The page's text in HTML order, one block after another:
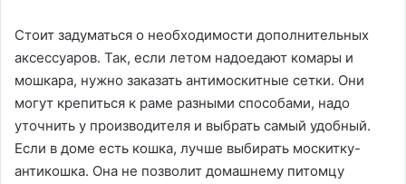
Стоит задуматься о необходимости дополнительных
аксессуаров. Так, если летом надоедают комары и
мошкара, нужно заказать антимоскитные сетки. Они
могут крепиться к раме разными способами, надо
уточнить у производителя и выбрать самый удобный.
Если в доме есть кошка, лучше выбирать москитку-
антикошка. Она не позволит домашнему питомцу